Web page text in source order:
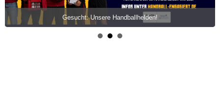
Jugend/NWLS
Gesucht: Unsere Handballhelden!